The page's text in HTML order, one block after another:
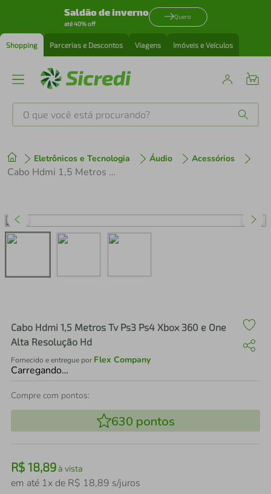
Saldão de inverno
até 40% off
Quero
Shopping Parcerias e Descontos Viagens Imóveis e Veículos
O que você está procurando?
Eletrônicos e Tecnologia Áudio Acessórios
Cabo Hdmi 1,5 Metros Tv Ps3 Ps4 Xbox 360 e One Alta Resolução Hd
Cabo Hdmi 1,5 Metros Tv Ps3 Ps4 Xbox 360 e One
Alta Resolução Hd
Fornecido e entregue por Flex Company
Carregando…
Compre com pontos:
630 pontos
R$ 18,89à vista
em até 1x de R$ 18,89 s/juros
1º tenis
perfume